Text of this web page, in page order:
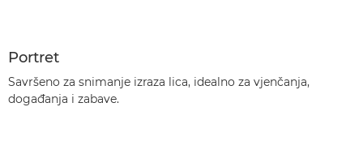
Portret
Savršeno za snimanje izraza lica, idealno za vjenčanja,
događanja i zabave.